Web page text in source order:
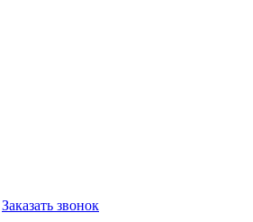
Заказать звонок